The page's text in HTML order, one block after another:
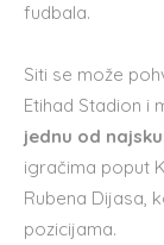
fudbala.
Siti se može
Etihad Stadion i
jednu od
igračima poput
Rubena Dijasa,
pozicijama.